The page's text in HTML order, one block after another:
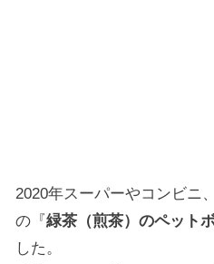
2020年スーパーやコンビニ
の『緑茶（煎茶）のペット
した。